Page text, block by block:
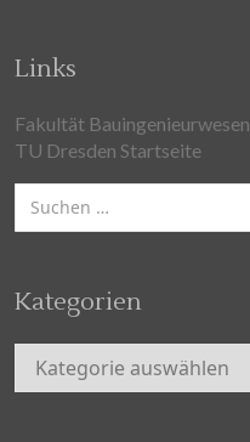
Links
Fakultät Bauingenieurwesen
TU Dresden Startseite
Suchen
nach:
Kategorien
Kategorien